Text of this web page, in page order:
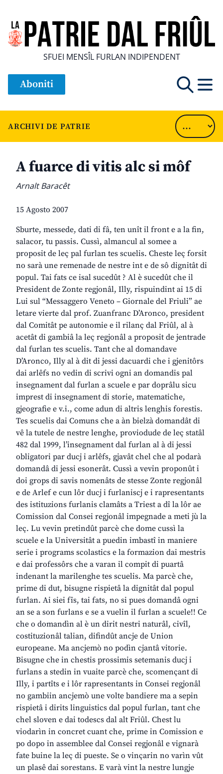
SFUEI MENSÎL FURLAN INDIPENDENT
Aboniti
ARCHIVI DE PATRIE
A fuarce di vitis alc si môf
Arnalt Baracêt
15 Agosto 2007
Sburte, messede, dati di fâ, ten unît il front e a la fin,
salacor, tu passis. Cussì, almancul al somee a
proposit de leç pal furlan tes scuelis. Cheste leç forsit
no sarà une remenade de nestre int e de sô dignitât di
popul. Tai fats ce isal sucedût ? Al è sucedût che il
President de Zonte regjonâl, Illy, rispuindint ai 15 di
Lui sul “Messaggero Veneto – Giornale del Friuli” ae
letare vierte dal prof. Zuanfranc D’Aronco, president
dal Comitât pe autonomie e il rilanç dal Friûl, al à
acetât di gambiâ la leç regjonâl a proposit de jentrade
dal furlan tes scuelis. Tant che al domandave
D’Aronco, Illy al à dit di jessi dacuardi che i gjenitôrs
dai arlêfs no vedin di scrivi ogni an domandis pal
insegnament dal furlan a scuele e par doprâlu sicu
imprest di insegnament di storie, matematiche,
gjeografie e v.i., come adun di altris lenghis forestis.
Tes scuelis dai Comuns che a àn bielzà domandât di
vê la tutele de nestre lenghe, proviodude de leç statâl
482 dal 1999, l’insegnament dal furlan al à di jessi
obligatori par ducj i arlêfs, gjavât chel che al podarà
domandâ di jessi esonerât. Cussì a vevin proponût i
doi grops di savis nomenâts de stesse Zonte regjonâl
e de Arlef e cun lôr ducj i furlaniscj e i rapresentants
des istituzions furlanis clamâts a Triest a dî la lôr ae
Comission dal Consei regjonâl impegnade a meti jù la
leç. Lu vevin pretindût parcè che dome cussì la
scuele e la Universitât a puedin imbastî in maniere
serie i programs scolastics e la formazion dai mestris
e dai professôrs che a varan il compit di puartâ
indenant la marilenghe tes scuelis. Ma parcè che,
prime di dut, bisugne rispietâ la dignitât dal popul
furlan. Ai siei fîs, tai fats, no si pues domandâ ogni
an se a son furlans e se a vuelin il furlan a scuele!! Ce
che o domandìn al è un dirit nestri naturâl, civîl,
costituzionâl talian, difindût ancje de Union
europeane. Ma ancjemò no podìn cjantâ vitorie.
Bisugne che in chestis prossimis setemanis ducj i
furlans a stedin in vuaite parcè che, scomençant di
Illy, i partîts e i lôr rapresentants in Consei regjonâl
no gambiin ancjemò une volte bandiere ma a sepin
rispietâ i dirits linguistics dal popul furlan, tant che
chel sloven e dai todescs dal alt Friûl. Chest lu
viodarìn in concret cuant che, prime in Comission e
po dopo in assemblee dal Consei regjonâl e vignarà
fate buine la leç di pueste. Se o vinçarin no varìn vût
un plasê dai sorestans. E varà vint la nestre lungje